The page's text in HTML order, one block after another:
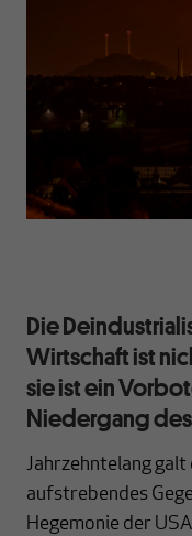
Die
Wirtschaft ist
sie ist ein
Niedergang
Jahrzehntelang galt
aufstrebendes
Hegemonie der